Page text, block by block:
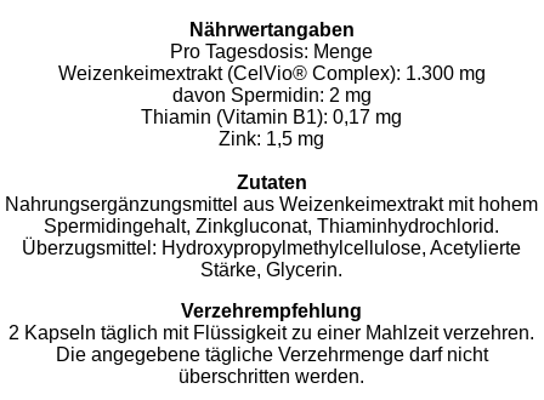
Nährwertangaben
Pro Tagesdosis: Menge
Weizenkeimextrakt (CelVio® Complex): 1.300 mg
davon Spermidin: 2 mg
Thiamin (Vitamin B1): 0,17 mg
Zink: 1,5 mg
Zutaten
Nahrungsergänzungsmittel aus Weizenkeimextrakt mit hohem
Spermidingehalt, Zinkgluconat, Thiaminhydrochlorid.
Überzugsmittel: Hydroxypropylmethylcellulose, Acetylierte
Stärke, Glycerin.
Verzehrempfehlung
2 Kapseln täglich mit Flüssigkeit zu einer Mahlzeit verzehren.
Die angegebene tägliche Verzehrmenge darf nicht
überschritten werden.